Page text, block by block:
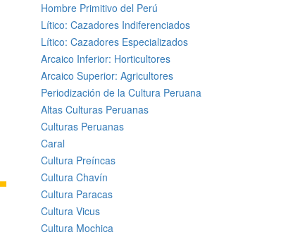
Hombre Primitivo del Perú
Lítico: Cazadores Indiferenciados
Lítico: Cazadores Especializados
Arcaico Inferior: Horticultores
Arcaico Superior: Agricultores
Periodización de la Cultura Peruana
Altas Culturas Peruanas
Culturas Peruanas
Caral
Cultura Preíncas
Cultura Chavín
Cultura Paracas
Cultura Vicus
Cultura Mochica